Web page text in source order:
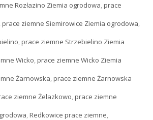
Rozłazino Ziemia ogrodowa,prace
,prace ziemne Siemirowice Ziemia ogrodowa,
,prace ziemne Strzebielino Ziemia
Wicko,prace ziemne Wicko Ziemia
Żarnowska,prace ziemne Żarnowska
ziemne Żelazkowo,prace ziemne
,Redkowice prace ziemne,